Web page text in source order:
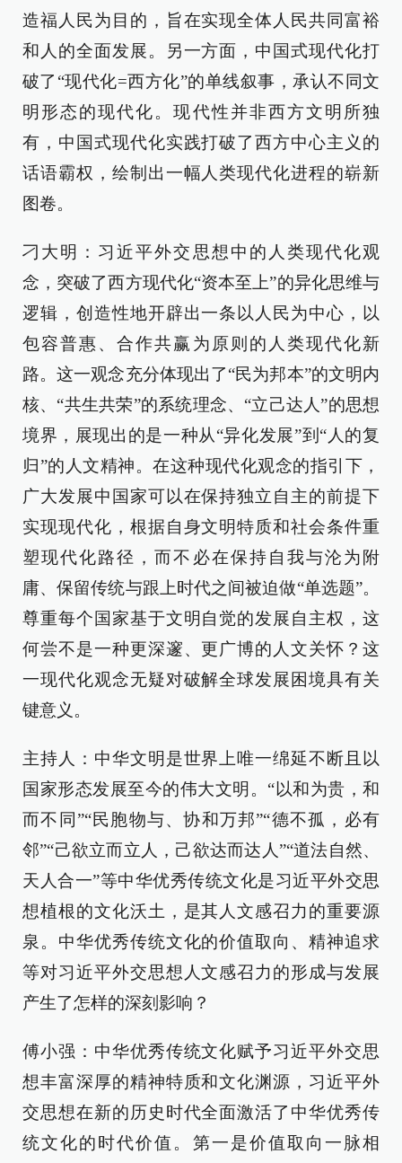
造福人民为目的，旨在实现全体人民共同富裕
和人的全面发展。另一方面，中国式现代化打
破了“现代化=西方化”的单线叙事，承认不同文
明形态的现代化。现代性并非西方文明所独
有，中国式现代化实践打破了西方中心主义的
话语霸权，绘制出一幅人类现代化进程的崭新
图卷。
刁大明：习近平外交思想中的人类现代化观
念，突破了西方现代化“资本至上”的异化思维与
逻辑，创造性地开辟出一条以人民为中心，以
包容普惠、合作共赢为原则的人类现代化新
路。这一观念充分体现出了“民为邦本”的文明内
核、“共生共荣”的系统理念、“立己达人”的思想
境界，展现出的是一种从“异化发展”到“人的复
归”的人文精神。在这种现代化观念的指引下，
广大发展中国家可以在保持独立自主的前提下
实现现代化，根据自身文明特质和社会条件重
塑现代化路径，而不必在保持自我与沦为附
庸、保留传统与跟上时代之间被迫做“单选题”。
尊重每个国家基于文明自觉的发展自主权，这
何尝不是一种更深邃、更广博的人文关怀？这
一现代化观念无疑对破解全球发展困境具有关
键意义。
主持人：中华文明是世界上唯一绵延不断且以
国家形态发展至今的伟大文明。“以和为贵，和
而不同”“民胞物与、协和万邦”“德不孤，必有
邻”“己欲立而立人，己欲达而达人”“道法自然、
天人合一”等中华优秀传统文化是习近平外交思
想植根的文化沃土，是其人文感召力的重要源
泉。中华优秀传统文化的价值取向、精神追求
等对习近平外交思想人文感召力的形成与发展
产生了怎样的深刻影响？
傅小强：中华优秀传统文化赋予习近平外交思
想丰富深厚的精神特质和文化渊源，习近平外
交思想在新的历史时代全面激活了中华优秀传
统文化的时代价值。第一是价值取向一脉相